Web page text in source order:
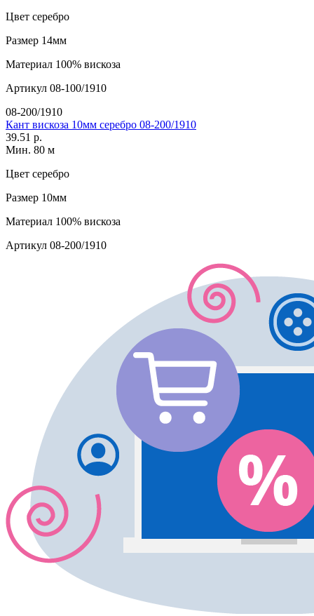
Цвет серебро
Размер 14мм
Материал 100% вискоза
Артикул 08-100/1910
08-200/1910
Кант вискоза 10мм серебро 08-200/1910
39.51 р.
Мин. 80 м
Цвет серебро
Размер 10мм
Материал 100% вискоза
Артикул 08-200/1910